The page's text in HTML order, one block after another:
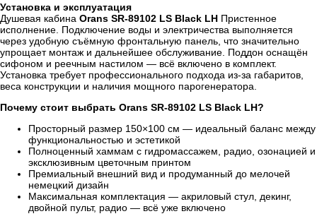
Установка и эксплуатация
Душевая кабина Orans SR-89102 LS Black LH Пристенное
исполнение. Подключение воды и электричества выполняется
через удобную съёмную фронтальную панель, что значительно
упрощает монтаж и дальнейшее обслуживание. Поддон оснащён
сифоном и реечным настилом — всё включено в комплект.
Установка требует профессионального подхода из-за габаритов,
веса конструкции и наличия мощного парогенератора.
Почему стоит выбрать Orans SR-89102 LS Black LH?
Просторный размер 150×100 см — идеальный баланс между
функциональностью и эстетикой
Полноценный хаммам с гидромассажем, радио, озонацией и
эксклюзивным цветочным принтом
Премиальный внешний вид и продуманный до мелочей
немецкий дизайн
Максимальная комплектация — акриловый стул, декинг,
двойной пульт, радио — всё уже включено